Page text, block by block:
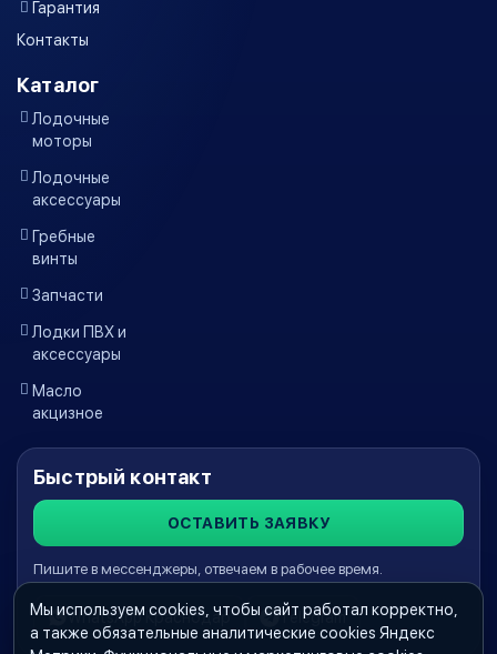
Гарантия
Контакты
Каталог
Лодочные
моторы
Лодочные
аксессуары
Гребные
винты
Запчасти
Лодки ПВХ и
аксессуары
Масло
акцизное
Быстрый контакт
ОСТАВИТЬ ЗАЯВКУ
Пишите в мессенджеры, отвечаем в рабочее время.
WhatsApp Краснодар Telegram
Мы используем cookies, чтобы сайт работал корректно,
а также обязательные аналитические cookies Яндекс